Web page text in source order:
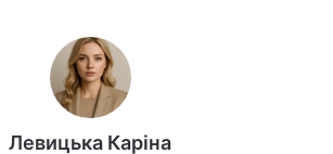
Левицька Каріна